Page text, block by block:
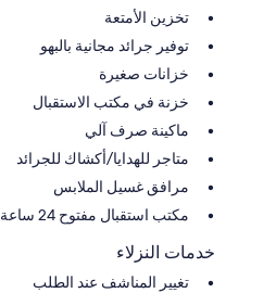
تخزين الأمتعة
توفير جرائد مجانية بالبهو
خزانات صغيرة
خزنة في مكتب الاستقبال
ماكينة صرف آلي
متاجر للهدايا/أكشاك للجرائد
مرافق غسيل الملابس
مكتب استقبال مفتوح 24 ساعة
خدمات النزلاء
تغيير المناشف عند الطلب